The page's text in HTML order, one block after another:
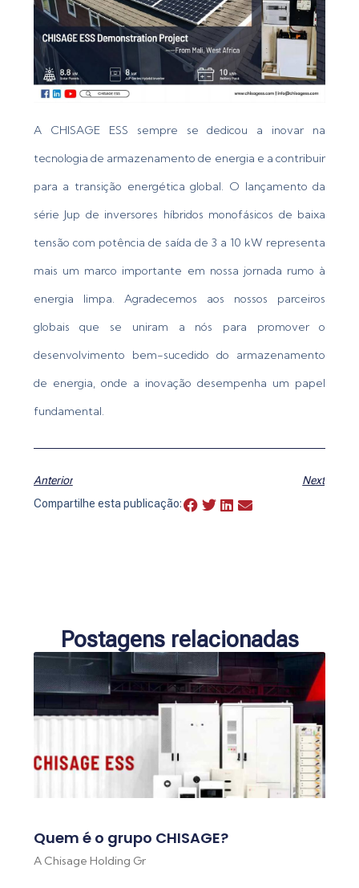
A CHISAGE ESS sempre se dedicou a inovar na
tecnologia de armazenamento de energia e a contribuir
para a transição energética global. O lançamento da
série Jup de inversores híbridos monofásicos de baixa
tensão com potência de saída de 3 a 10 kW representa
mais um marco importante em nossa jornada rumo à
energia limpa. Agradecemos aos nossos parceiros
globais que se uniram a nós para promover o
desenvolvimento bem-sucedido do armazenamento
de energia, onde a inovação desempenha um papel
fundamental.
Anterior
Next
Compartilhe esta publicação:
Postagens relacionadas
Quem é o grupo CHISAGE?
A Chisage Holding Gr